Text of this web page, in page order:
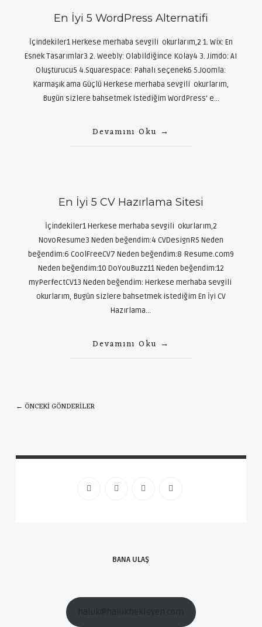
En İyi 5 WordPress Alternatifi
İçindekiler1 Herkese merhaba sevgili okurlarım,2 1. Wix: En
Esnek Tasarımlar3 2. Weebly: Olabildiğince Kolay4 3. Jimdo: AI
Oluşturucu5 4.Squarespace: Pahalı seçenek6 5.Joomla:
Karmaşık ama Güçlü Herkese merhaba sevgili okurlarım,
Bugün sizlere bahsetmek istediğim WordPress’ e…
Devamını Oku
En İyi 5 CV Hazırlama Sitesi
İçindekiler1 Herkese merhaba sevgili okurlarım,2
NovoResume3 Neden beğendim:4 CVDesignR5 Neden
beğendim:6 CoolFreeCV7 Neden beğendim:8 Resume.com9
Neden beğendim:10 DoYouBuzz11 Neden beğendim:12
myPerfectCV13 Neden beğendim: Herkese merhaba sevgili
okurlarım, Bugün sizlere bahsetmek istediğim En İyi CV
Hazırlama…
Devamını Oku
← ÖNCEKI GÖNDERILER
BANA ULAŞ
haluk@halukbekleyen.com